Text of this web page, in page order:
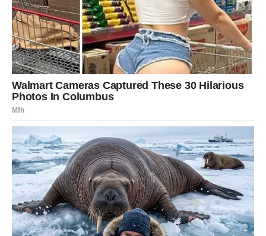
čekali izvinjenje, razumevanje ili znak pažnje – moguće je
da stigne upravo danas.
LAV
Sudbina vam vraća snagu
Za Lava, 10. januar je povratak samopouzdanja. Vrata koja
su bila zatvorena u vezi sa priznanjem, uspehom ili
statusom sada se otvaraju. Osećate da ponovo stojite
čvrsto – i da vas drugi vide.
U ljubavi se pojavljuje strast, ali i potreba za iskrenošću.
Ako ste u vezi, vreme je da se jasno postave granice.
Slobodni Lavovi mogu privući osobu koja ih vidi onakvima